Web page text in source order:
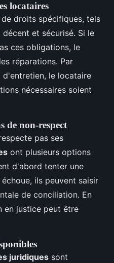
locataires
droits spécifiques, tels
et sécurisé. Si le
ces obligations, le
réparations. Par
d'entretien, le locataire
nécessaires soient
de non-respect
pas ses
ont plusieurs options
d'abord tenter une
ils peuvent saisir
de conciliation. En
en justice peut être
juridiques sont